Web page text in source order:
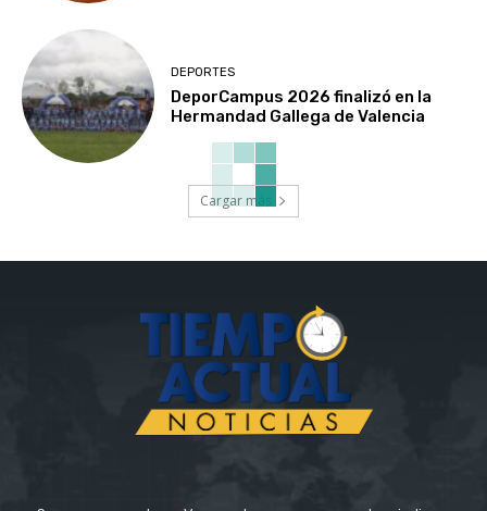
DEPORTES
DeporCampus 2026 finalizó en la
Hermandad Gallega de Valencia
Cargar más